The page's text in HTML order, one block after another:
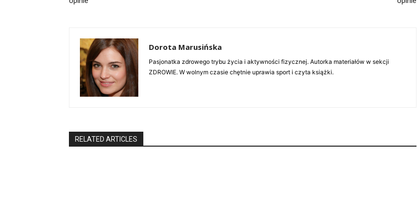
Dorota Marusińska
Pasjonatka zdrowego trybu życia i aktywności fizycznej. Autorka materiałów w sekcji
ZDROWIE. W wolnym czasie chętnie uprawia sport i czyta książki.
RELATED ARTICLES